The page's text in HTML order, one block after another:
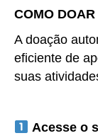
COMO
A doação
eficiente de
suas
Acesse o